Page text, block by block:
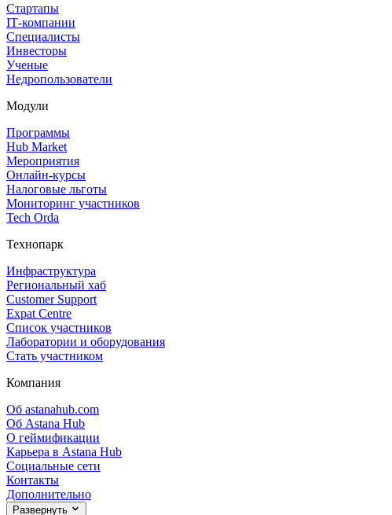
Стартапы
IT‑компании
Специалисты
Инвесторы
Ученые
Недропользователи
Модули
Программы
Hub Market
Мероприятия
Онлайн‑курсы
Налоговые льготы
Мониторинг участников
Tech Orda
Технопарк
Инфраструктура
Региональный хаб
Customer Support
Expat Centre
Список участников
Лаборатории и оборудования
Стать участником
Компания
Об astanahub.com
Об Astana Hub
О геймификации
Карьера в Astana Hub
Социальные сети
Контакты
Дополнительно
Развернуть